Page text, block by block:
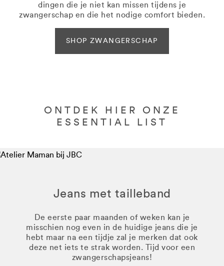
dingen die je niet kan missen tijdens je
zwangerschap en die het nodige comfort bieden.
SHOP ZWANGERSCHAP
ONTDEK HIER ONZE
ESSENTIAL LIST
Jeans met tailleband
De eerste paar maanden of weken kan je
misschien nog even in de huidige jeans die je
hebt maar na een tijdje zal je merken dat ook
deze net iets te strak worden. Tijd voor een
zwangerschapsjeans!